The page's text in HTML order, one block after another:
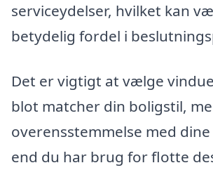
serviceydelser, hvilket kan
betydelig fordel i
Det er vigtigt at vælge
blot matcher din boligstil,
overensstemmelse med
end du har brug for flotte